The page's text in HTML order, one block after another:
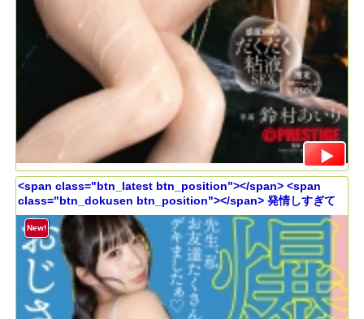
<span class="btn_latest btn_position"></span> <span
class="btn_dokusen btn_position"></span> 発情しすぎて
汗だく。気持ち良すぎて痙攣イキ潮吹き。若いってすばらし
い。ぴちぴち10代と朦朧とするまで汗まみれ汁まみれSEX。
【JDハメハメ_001】
New!